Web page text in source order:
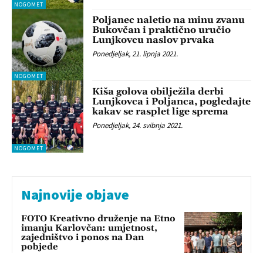
NOGOMET
NOGOMET
Poljanec naletio na minu zvanu
Bukovčan i praktično uručio
Lunjkovcu naslov prvaka
Ponedjeljak, 21. lipnja 2021.
NOGOMET
Kiša golova obilježila derbi
Lunjkovca i Poljanca, pogledajte
kakav se rasplet lige sprema
Ponedjeljak, 24. svibnja 2021.
Najnovije objave
FOTO Kreativno druženje na Etno
imanju Karlovčan: umjetnost,
zajedništvo i ponos na Dan
pobjede